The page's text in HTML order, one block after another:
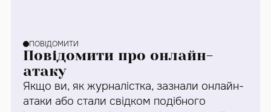
ПОВІДОМИТИ
Повідомити про онлайн-
атаку
Якщо ви, як журналістка, зазнали онлайн-
атаки або стали свідком подібного